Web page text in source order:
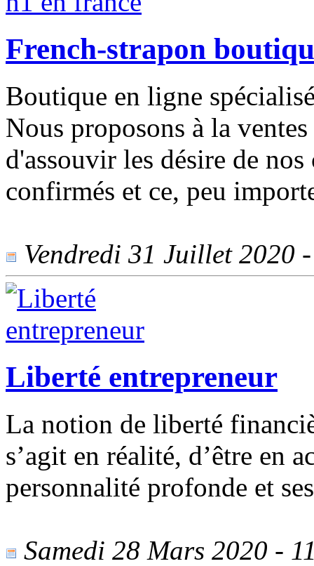
French-strapon
Boutique en ligne
Nous proposons à la
d'assouvir les désire de
confirmés et ce, peu
Vendredi 31 Juillet 2020
Liberté entrepreneur
La notion de liberté
s’agit en réalité, d’être en
personnalité profonde et
Samedi 28 Mars 2020 -